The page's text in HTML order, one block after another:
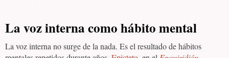
La voz interna como hábito mental
La voz interna no surge de la nada. Es el resultado de hábitos